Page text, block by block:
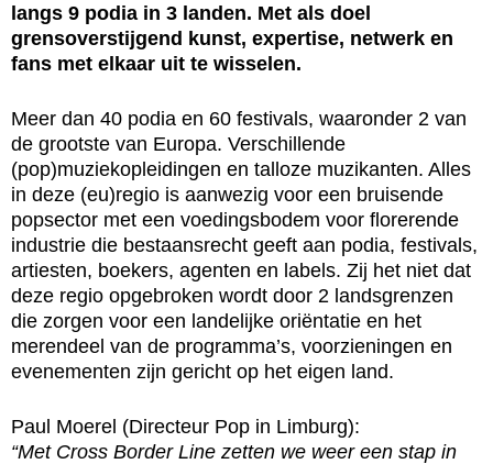
langs 9 podia in 3 landen. Met als doel
grensoverstijgend kunst, expertise, netwerk en
fans met elkaar uit te wisselen.
Meer dan 40 podia en 60 festivals, waaronder 2 van
de grootste van Europa. Verschillende
(pop)muziekopleidingen en talloze muzikanten. Alles
in deze (eu)regio is aanwezig voor een bruisende
popsector met een voedingsbodem voor florerende
industrie die bestaansrecht geeft aan podia, festivals,
artiesten, boekers, agenten en labels. Zij het niet dat
deze regio opgebroken wordt door 2 landsgrenzen
die zorgen voor een landelijke oriëntatie en het
merendeel van de programma’s, voorzieningen en
evenementen zijn gericht op het eigen land.
Paul Moerel (Directeur Pop in Limburg):
“Met Cross Border Line zetten we weer een stap in